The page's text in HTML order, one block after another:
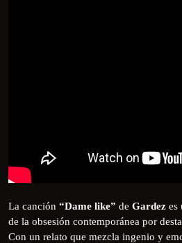
La canción “Dame like” de Gardez es
de la obsesión contemporánea por
Con un relato que mezcla ingenio y